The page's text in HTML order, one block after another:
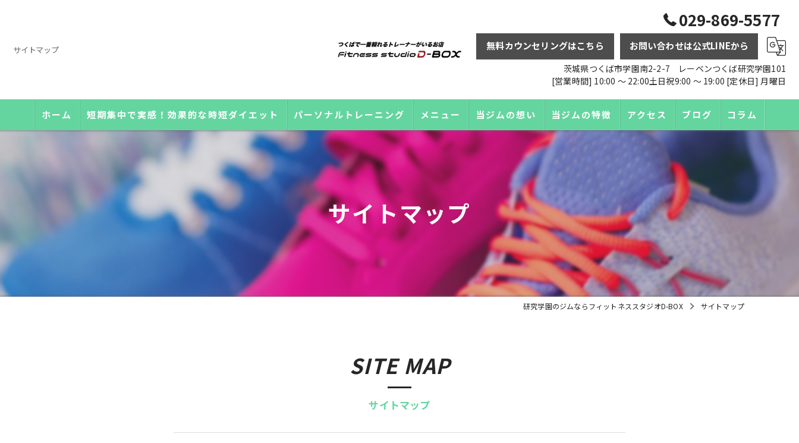
サイトマップ
029-869-5577
無料カウンセリングはこちら お問い合わせは公式LINEから
茨城県つくば市学園南2-2-7 レーベンつくば研究学園101
[営業時間] 10:00 〜 22:00土日祝9:00 〜 19:00 [定休日] 月曜日
ホーム 短期集中で実感！効果的な時短ダイエット パーソナルトレーニング メニュー 当ジムの想い 当ジムの特徴
パーソナル
食事
子連れ
アクセス ブログ コラム
サイトマップ
研究学園のジムならフィットネススタジオD-BOX サイトマップ
サイトマップ
SITE MAP